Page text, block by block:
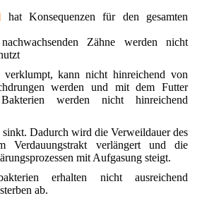
hat Konsequenzen für den gesamten
Zähne werden nicht
verklumpt, kann nicht hinreichend von
werden und mit dem Futter
Bakterien werden nicht hinreichend
Dadurch wird die Verweildauer des
Verdauungstrakt verlängert und die
mit Aufgasung steigt.
erhalten nicht ausreichend
ab.